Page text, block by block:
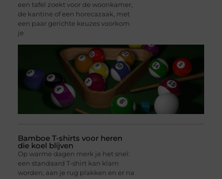
een tafel zoekt voor de woonkamer,
de kantine of een horecazaak, met
een paar gerichte keuzes voorkom
je
Bamboe T-shirts voor heren
die koel blijven
Op warme dagen merk je het snel:
een standaard T-shirt kan klam
worden, aan je rug plakken en er na